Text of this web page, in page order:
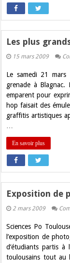
Les plus
15 mars 2009
Le samedi 21
grenade à
emparent pour
hop faisait des
graffitis artistiques
En savoir plus
Exposition de
2 mars 2009
Sciences Po
l’exposition de
d’étudiants partis à
toulousains tout au